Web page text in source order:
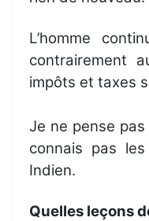
L’homme
contrairement
impôts et taxes
Je ne pense
connais pas
Indien.
Quelles leçons